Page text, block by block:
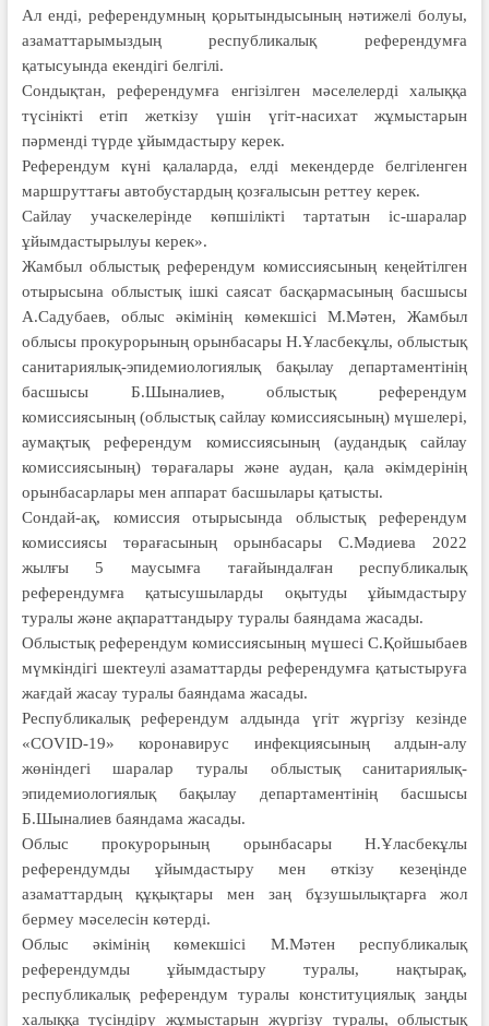
Ал енді, референдумның қорытындысының нәтижелі болуы,
азаматтарымыздың республикалық референдумға
қатысуында екендігі белгілі.
Сондықтан, референдумға енгізілген мәселелерді халыққа
түсінікті етіп жеткізу үшін үгіт-насихат жұмыстарын
пәрменді түрде ұйымдастыру керек.
Референдум күні қалаларда, елді мекендерде белгіленген
маршруттағы автобустардың қозғалысын реттеу керек.
Сайлау учаскелерінде көпшілікті тартатын іс-шаралар
ұйымдастырылуы керек».
Жамбыл облыстық референдум комиссиясының кеңейтілген
отырысына облыстық ішкі саясат басқармасының басшысы
А.Садубаев, облыс әкімінің көмекшісі М.Мәтен, Жамбыл
облысы прокурорының орынбасары Н.Ұласбекұлы, облыстық
санитариялық-эпидемиологиялық бақылау департаментінің
басшысы Б.Шыналиев, облыстық референдум
комиссиясының (облыстық сайлау комиссиясының) мүшелері,
аумақтық референдум комиссиясының (аудандық сайлау
комиссиясының) төрағалары және аудан, қала әкімдерінің
орынбасарлары мен аппарат басшылары қатысты.
Сондай-ақ, комиссия отырысында облыстық референдум
комиссиясы төрағасының орын­басары С.Мәдиева 2022
жылғы 5 маусымға тағайындалған республикалық
референдумға қатысушыларды оқытуды ұйымдастыру
туралы және ақпараттандыру туралы баяндама жасады.
Облыстық референдум комиссиясының мүшесі С.Қойшыбаев
мүмкіндігі шектеулі азаматтарды референдумға қатыстыруға
жағдай жасау туралы баяндама жасады.
Республикалық референдум алдында үгіт жүргізу кезінде
«COVID-19» коронавирус инфек­ция­сының алдын-алу
жөніндегі шаралар туралы облыс­тық санитариялық-
эпидемиологиялық бақы­лау департаментінің басшысы
Б.Шыналиев баян­дама жасады.
Облыс прокурорының орынбасары Н.Ұлас­бекұлы
референдумды ұйымдастыру мен өткізу кезеңін­де
азаматтардың құқықтары мен заң бұзушы­лықтарға жол
бермеу мәселесін көтерді.
Облыс әкімінің көмекшісі М.Мәтен респуб­ликалық
референдумды ұйымдастыру туралы, нақты­рақ,
республикалық референдум туралы консти­­туциялық заңды
халыққа түсіндіру жұмыс­тарын жүргізу туралы, облыстық